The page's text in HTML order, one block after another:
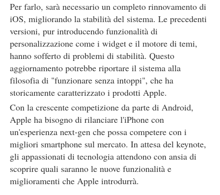
Per farlo, sarà necessario un completo rinnovamento di
iOS, migliorando la stabilità del sistema. Le precedenti
versioni, pur introducendo funzionalità di
personalizzazione come i widget e il motore di temi,
hanno sofferto di problemi di stabilità. Questo
aggiornamento potrebbe riportare il sistema alla
filosofia di "funzionare senza intoppi", che ha
storicamente caratterizzato i prodotti Apple.
Con la crescente competizione da parte di Android,
Apple ha bisogno di rilanciare l'iPhone con
un'esperienza next-gen che possa competere con i
migliori smartphone sul mercato. In attesa del keynote,
gli appassionati di tecnologia attendono con ansia di
scoprire quali saranno le nuove funzionalità e
miglioramenti che Apple introdurrà.